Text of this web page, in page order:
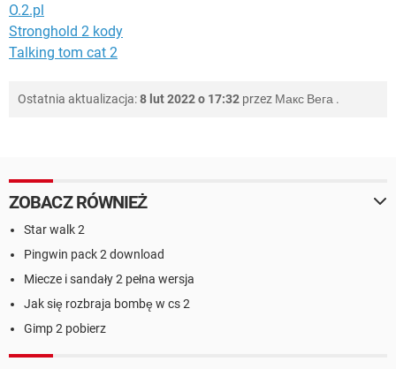
O.2.pl
Stronghold 2 kody
Talking tom cat 2
Ostatnia aktualizacja:8 lut 2022 o 17:32 przez Макс Вега .
ZOBACZ RÓWNIEŻ
Star walk 2
Pingwin pack 2 download
Miecze i sandały 2 pełna wersja
Jak się rozbraja bombę w cs 2
Gimp 2 pobierz